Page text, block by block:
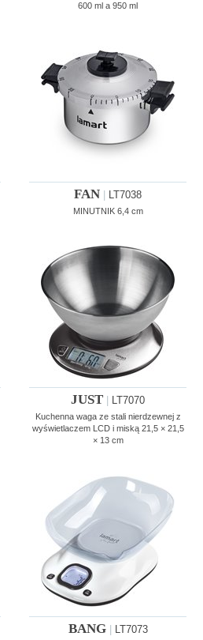
600 ml a 950 ml
FAN LT7038
MINUTNIK 6,4 cm
JUST LT7070
Kuchenna waga ze stali nierdzewnej z
wyświetlaczem LCD i miską 21,5 × 21,5
× 13 cm
BANG| LT7073